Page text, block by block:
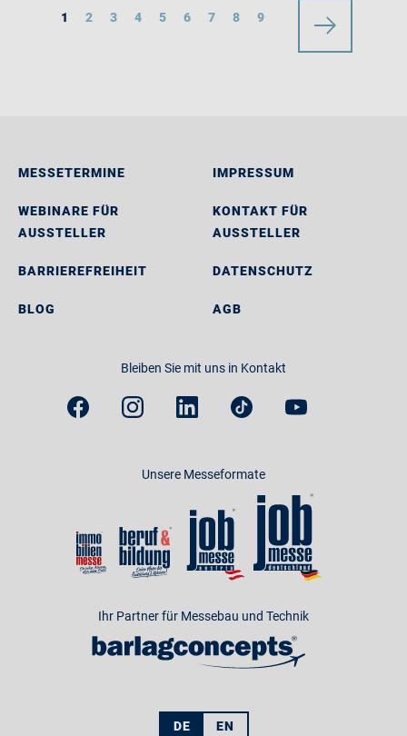
1 2 3 4 5 6 7 8 9
MESSETERMINE
WEBINARE FÜR
AUSSTELLER
BARRIEREFREIHEIT
BLOG
IMPRESSUM
KONTAKT FÜR
AUSSTELLER
DATENSCHUTZ
AGB
Bleiben Sie mit uns in Kontakt
Unsere Messeformate
Ihr Partner für Messebau und Technik
DE EN